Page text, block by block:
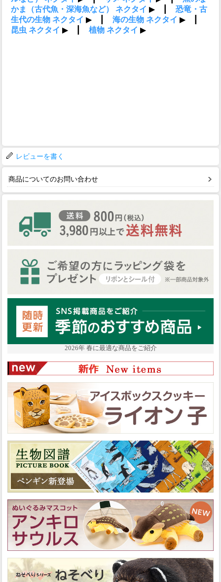
レビューを書く
商品についてのお問い合わせ